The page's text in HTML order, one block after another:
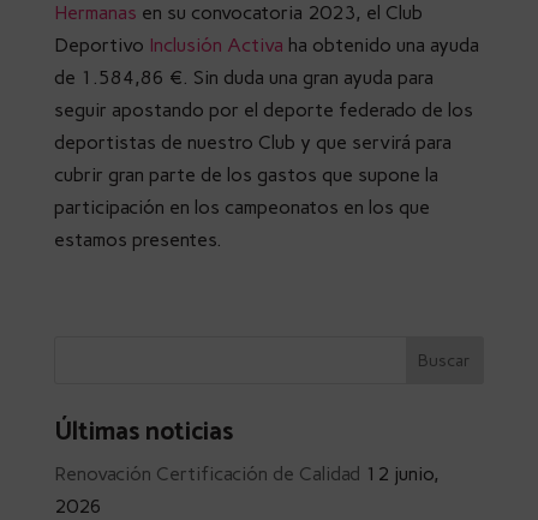
Hermanas en su convocatoria 2023, el Club
Deportivo Inclusión Activa ha obtenido una ayuda
de 1.584,86 €. Sin duda una gran ayuda para
seguir apostando por el deporte federado de los
deportistas de nuestro Club y que servirá para
cubrir gran parte de los gastos que supone la
participación en los campeonatos en los que
estamos presentes.
Últimas noticias
Renovación Certificación de Calidad 12 junio,
2026